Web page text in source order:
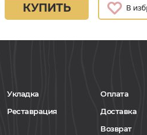
КУПИТЬ
Укладка
Реставрация
Оплата
Доставка
Возврат